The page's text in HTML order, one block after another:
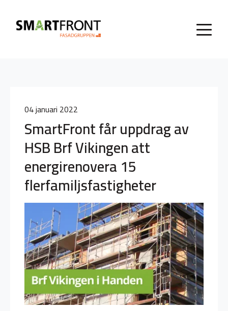
04 januari 2022
SmartFront får uppdrag av
HSB Brf Vikingen att
energirenovera 15
flerfamiljsfastigheter